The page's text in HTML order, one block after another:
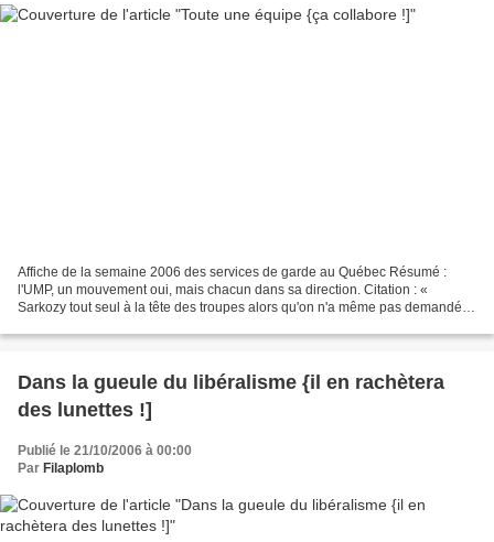
Affiche de la semaine 2006 des services de garde au Québec Résumé :
l'UMP, un mouvement oui, mais chacun dans sa direction. Citation : «
Sarkozy tout seul à la tête des troupes alors qu'on n'a même pas demandé
Dans la gueule du libéralisme {il en rachètera
des lunettes !]
Publié le 21/10/2006 à 00:00
Par Filaplomb